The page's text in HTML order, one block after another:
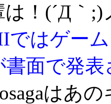
！(´Д｀;)
ではゲー
書面で発
はあ